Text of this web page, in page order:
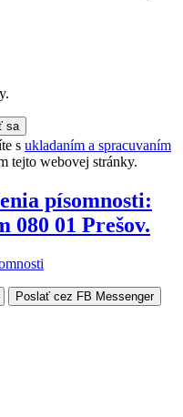
sa
s ukladaním a spracuvaním
tejto webovej stránky.
písomnosti:
080 01 Prešov.
Poslať cez FB Messenger